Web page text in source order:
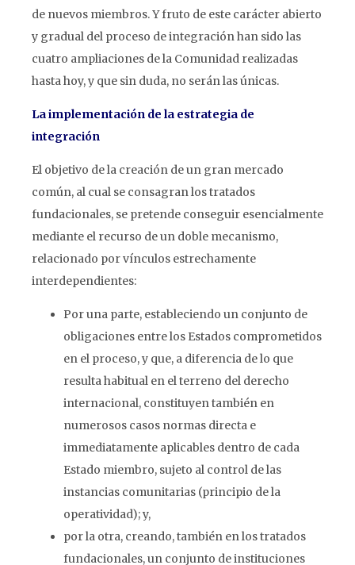
de nuevos miembros. Y fruto de este carácter abierto
y gradual del proceso de integración han sido las
cuatro ampliaciones de la Comunidad realizadas
hasta hoy, y que sin duda, no serán las únicas.
La implementación de la estrategia de
integración
El objetivo de la creación de un gran mercado
común, al cual se consagran los tratados
fundacionales, se pretende conseguir esencialmente
mediante el recurso de un doble mecanismo,
relacionado por vínculos estrechamente
interdependientes:
Por una parte, estableciendo un conjunto de
obligaciones entre los Estados comprometidos
en el proceso, y que, a diferencia de lo que
resulta habitual en el terreno del derecho
internacional, constituyen también en
numerosos casos normas directa e
immediatamente aplicables dentro de cada
Estado miembro, sujeto al control de las
instancias comunitarias (principio de la
operatividad); y,
por la otra, creando, también en los tratados
fundacionales, un conjunto de instituciones